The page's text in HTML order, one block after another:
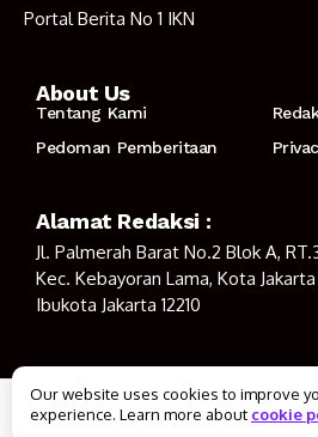
Portal Berita No 1 IKN
About Us
Tentang Kami
Pedoman Pemberitaan
Alamat Redaksi :
Jl. Palmerah Barat No.2 Blok A,
Kec. Kebayoran Lama, Kota
Ibukota Jakarta 12210
© Copyright 2023
Tentang Kami Pedoman
Our website uses cookies to improve
experience. Learn more about cookie